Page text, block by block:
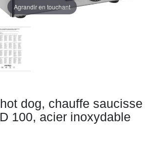
Agrandir en touchant
dog, chauffe saucisse
100, acier inoxydable